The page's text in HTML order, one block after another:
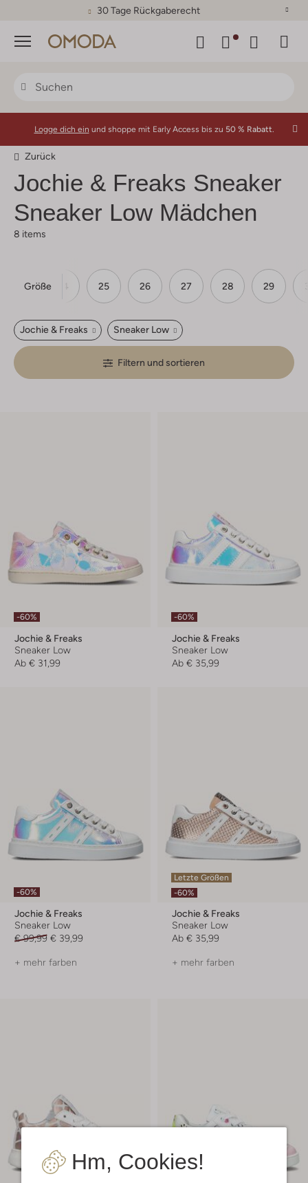
30 Tage Rückgaberecht
Menü
Hm, Cookies!
Logge dich ein und shoppe mit Early Access bis zu 50 % Rabatt.
Zurück
Jochie & Freaks Sneaker
Sneaker Low Mädchen
8 items
Größe
23 24 25 26 27 28 29
Jochie & Freaks Sneaker Low
Filtern und sortieren
-60%
Jochie & Freaks
Sneaker Low
Ab € 31,99
-60%
Jochie & Freaks
Sneaker Low
Ab € 35,99
-60%
Jochie & Freaks
Sneaker Low
€ 99,99 € 39,99
+ mehr farben
Letzte Größen
-60%
Jochie & Freaks
Sneaker Low
Ab € 35,99
+ mehr farben